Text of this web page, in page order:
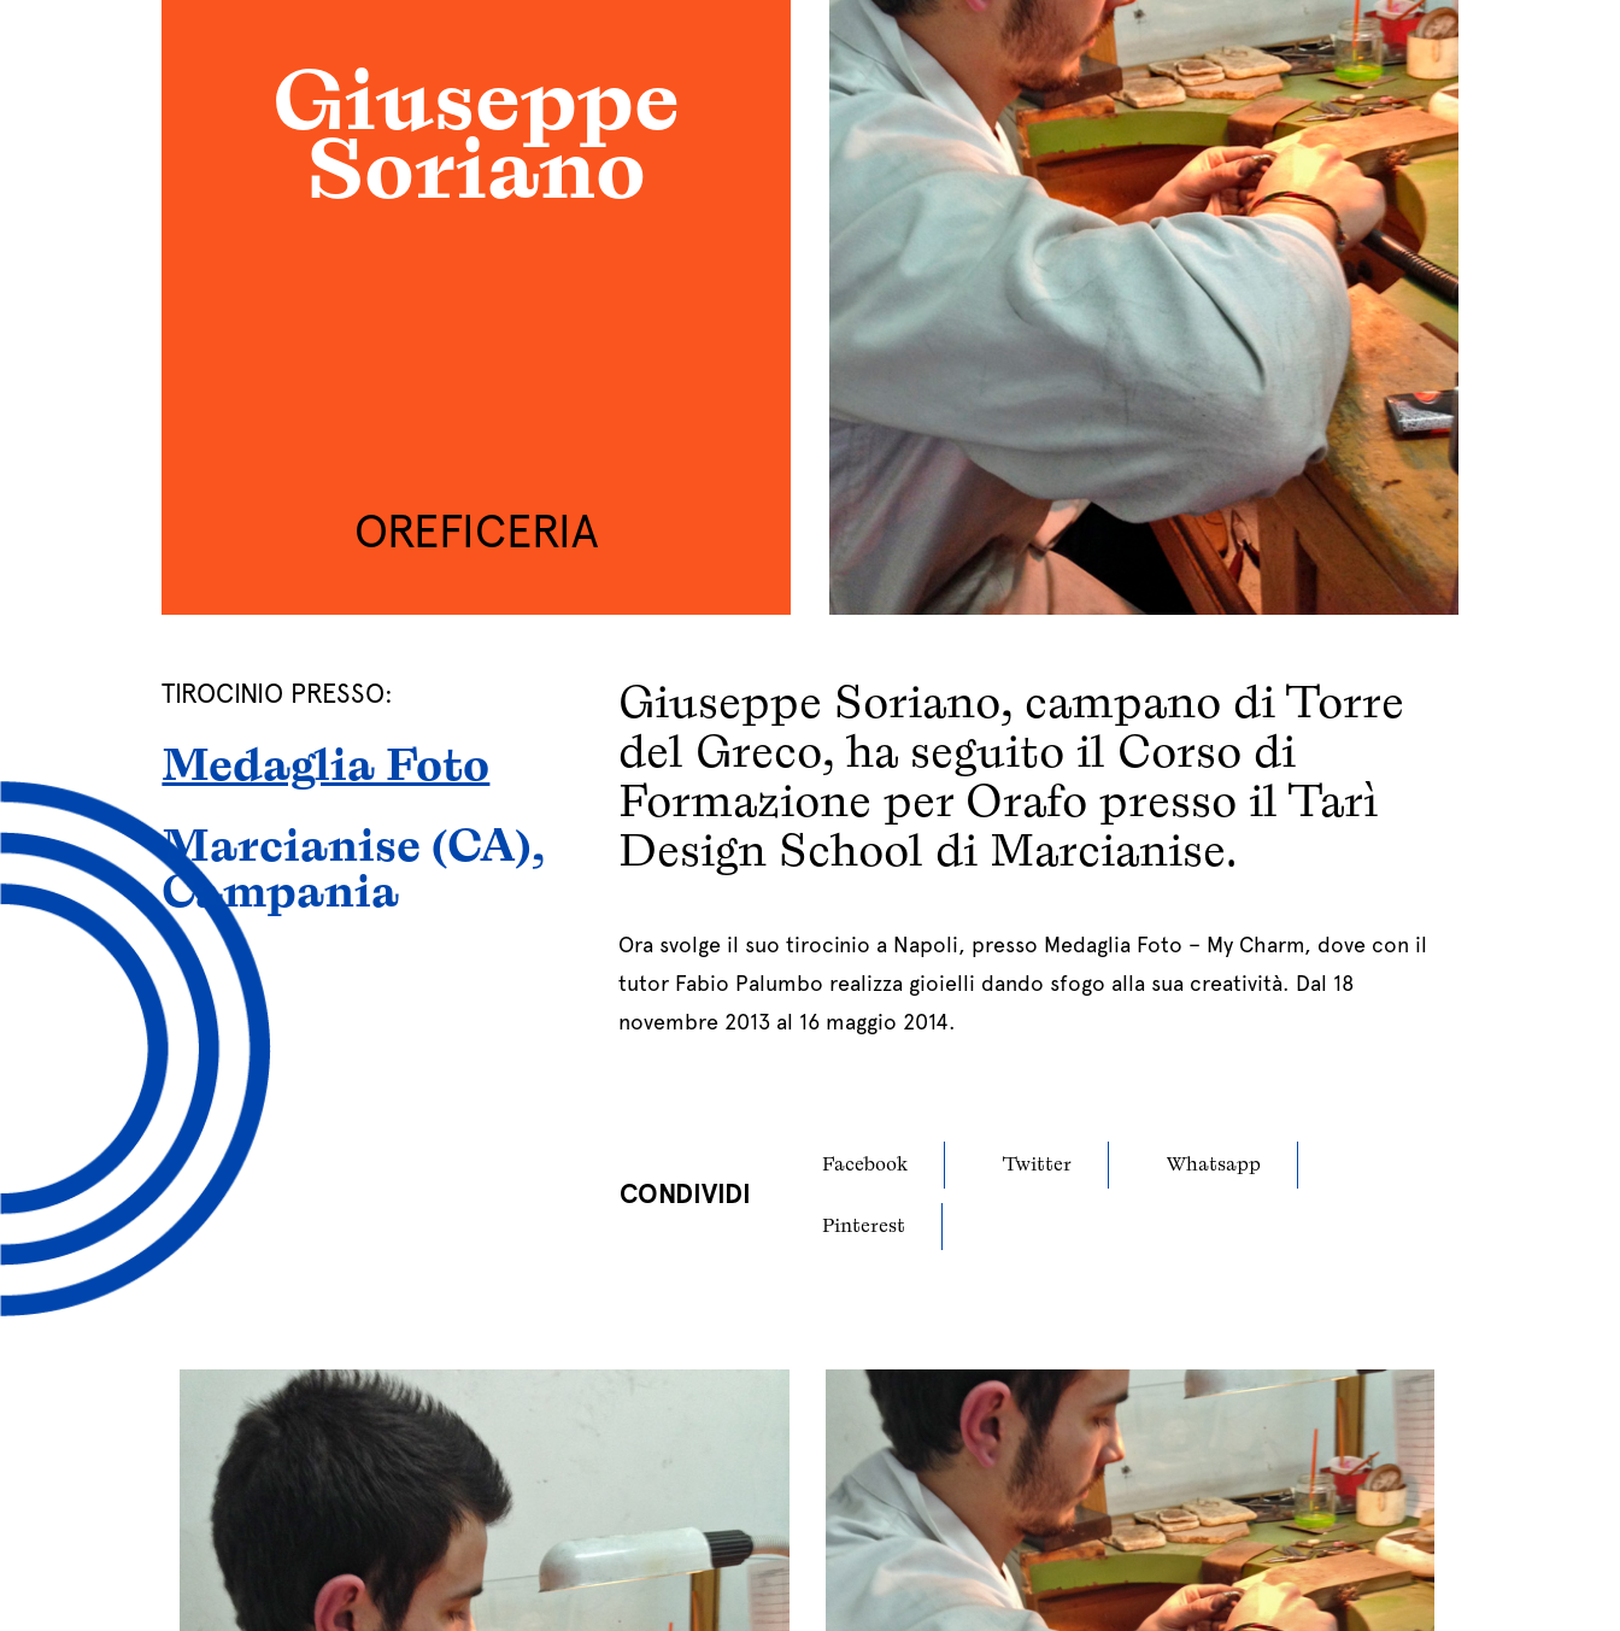
Scuole
Testimonianze
Giuseppe
Soriano
OREFICERIA
TIROCINIO PRESSO:
Medaglia Foto
Marcianise (CA),
Campania
Giuseppe Soriano, campano di Torre
del Greco, ha seguito il Corso di
Formazione per Orafo presso il Tarì
Design School di Marcianise.
Ora svolge il suo tirocinio a Napoli, presso Medaglia Foto – My Charm, dove con il
tutor Fabio Palumbo realizza gioielli dando sfogo alla sua creatività. Dal 18
novembre 2013 al 16 maggio 2014.
CONDIVIDI
Facebook Twitter Whatsapp
Pinterest